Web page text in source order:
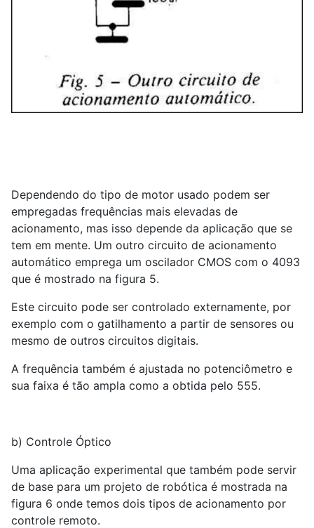
Dependendo do tipo de motor usado podem ser
empregadas frequências mais elevadas de
acionamento, mas isso depende da aplicação que se
tem em mente. Um outro circuito de acionamento
automático emprega um oscilador CMOS com o 4093
que é mostrado na figura 5.
Este circuito pode ser controlado externamente, por
exemplo com o gatilhamento a partir de sensores ou
mesmo de outros circuitos digitais.
A frequência também é ajustada no potenciômetro e
sua faixa é tão ampla como a obtida pelo 555.
b) Controle Óptico
Uma aplicação experimental que também pode servir
de base para um projeto de robótica é mostrada na
figura 6 onde temos dois tipos de acionamento por
controle remoto.